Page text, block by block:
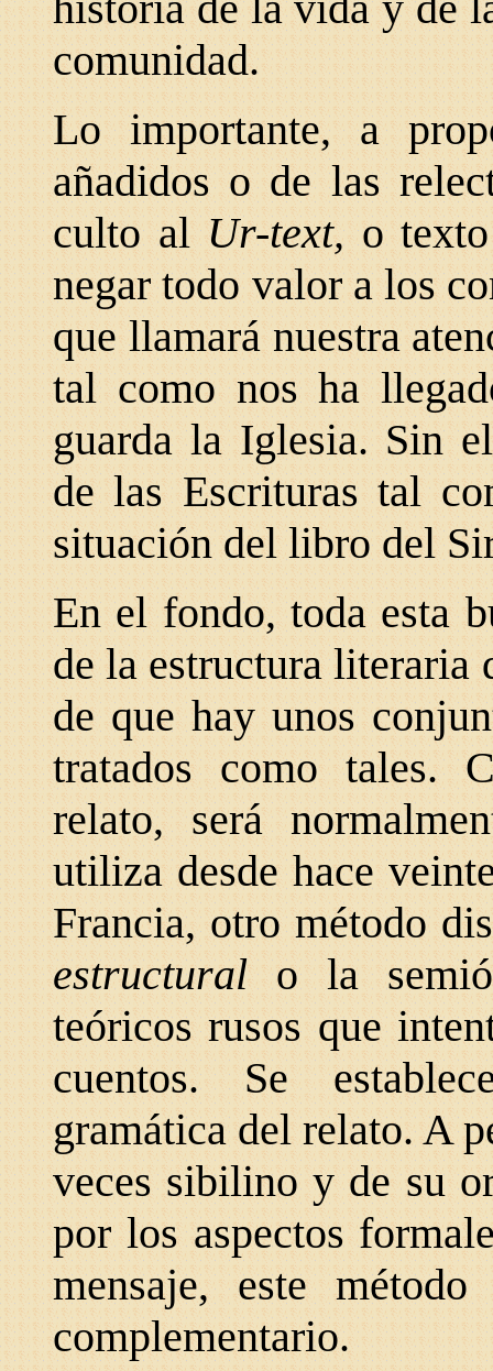
comunidad.
Lo importante, a
añadidos o de las
culto alUr-text,o
negar todo valor a los
que llamará nuestra
tal como nos ha
guarda la Iglesia. Sin
de las Escrituras tal
situación del libro del
En el fondo, toda esta
de la estructura
de que hay unos
tratados como tales.
relato, será
utiliza desde hace
Francia, otro método
estructuralo la
teóricos rusos que
cuentos. Se
gramática del relato. A
veces sibilino y de su
por los aspectos
mensaje, este
complementario.